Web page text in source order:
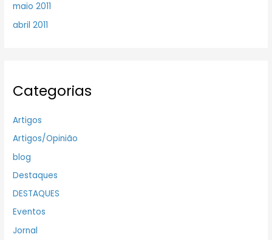
maio 2011
abril 2011
Categorias
Artigos
Artigos/Opinião
blog
Destaques
DESTAQUES
Eventos
Jornal